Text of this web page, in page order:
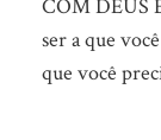
COM DEUS
ser a que
que você